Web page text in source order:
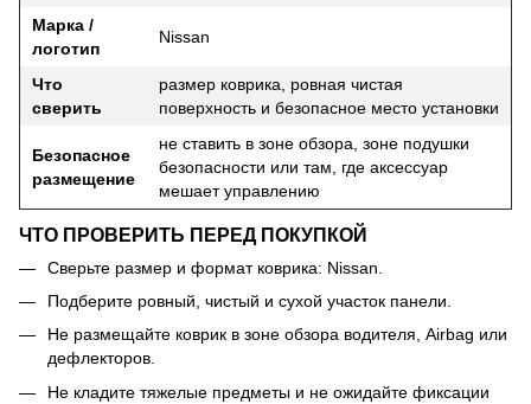
Марка /
логотип
Nissan
Что
сверить
размер коврика, ровная чистая
поверхность и безопасное место установки
Безопасное
размещение
не ставить в зоне обзора, зоне подушки
безопасности или там, где аксессуар
мешает управлению
ЧТО ПРОВЕРИТЬ ПЕРЕД ПОКУПКОЙ
Сверьте размер и формат коврика: Nissan.
Подберите ровный, чистый и сухой участок панели.
Не размещайте коврик в зоне обзора водителя, Airbag или
дефлекторов.
Не кладите тяжелые предметы и не ожидайте фиксации